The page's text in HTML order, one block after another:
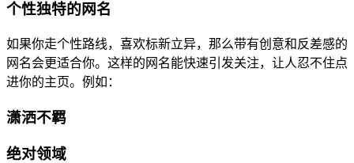
个性独特的网名
如果你走个性路线，喜欢标新立异，那么带有创意和反差感的
网名会更适合你。这样的网名能快速引发关注，让人忍不住点
进你的主页。例如：
潇洒不羁
绝对领域